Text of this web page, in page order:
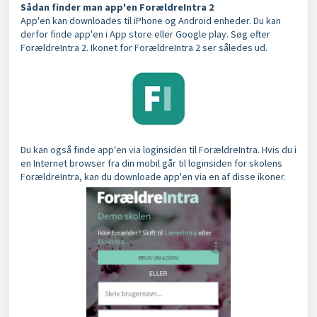
Sådan finder man app'en ForældreIntra 2
App'en kan downloades til iPhone og Android enheder. Du kan
derfor finde app'en i App store eller Google play. Søg efter
ForældreIntra 2. Ikonet for ForældreIntra 2 ser således ud.
Du kan også finde app'en via loginsiden til ForældreIntra. Hvis du i
en Internet browser fra din mobil går til loginsiden for skolens
ForældreIntra, kan du downloade app'en via en af disse ikoner.